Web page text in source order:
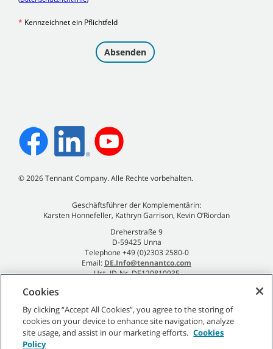
©2026Tennant Company. Alle Rechte vorbehalten.
Geschäftsführer der Komplementärin:
Karsten Honnefeller, Kathryn Garrison, Kevin O’Riordan
Dreherstraße 9
D-59425 Unna
Telephone +49 (0)2303 2580-0
Email: DE.Info@tennantco.com
Ust.-ID-Nr. DE120810935
Datenschutzrichtlinie
Cookies
By clicking “Accept All Cookies”, you agree to the storing of
cookies on your device to enhance site navigation, analyze
site usage, and assist in our marketing efforts. Cookies
Policy